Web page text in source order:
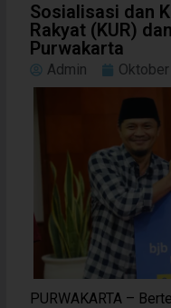
Sosialisasi dan
Rakyat (KUR)
Purwakarta
Admin
PURWAKARTA –